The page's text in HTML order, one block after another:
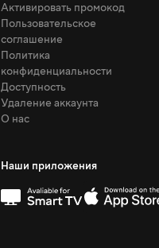
Активировать промокод
Пользовательское
соглашение
Политика
конфиденциальности
Доступность
Удаление аккаунта
О нас
Наши приложения